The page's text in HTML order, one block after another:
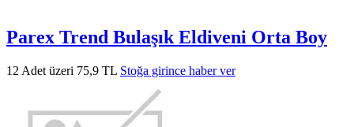
Parex Trend Bulaşık Eldiveni Orta Boy
12 Adet üzeri 75,9 TL Stoğa girince haber ver